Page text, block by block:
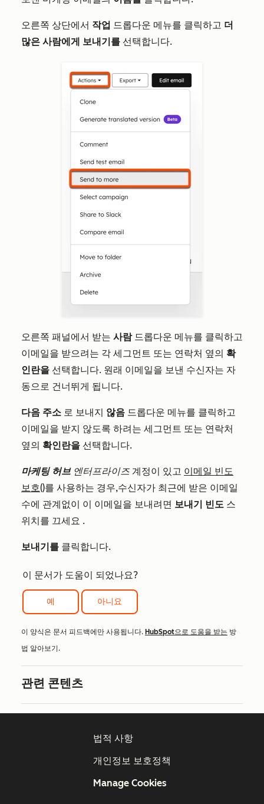
오른쪽 상단에서 작업 드롭다운 메뉴를 클릭하고 더
많은 사람에게 보내기를 선택합니다.
오른쪽 패널에서 받는 사람 드롭다운 메뉴를 클릭하고
이메일을 받으려는 각 세그먼트 또는 연락처 옆의 확
인란을 선택합니다. 원래 이메일을 보낸 수신자는 자
동으로 건너뛰게 됩니다.
다음 주소 로 보내지 않음 드롭다운 메뉴를 클릭하고
이메일을 받지 않도록 하려는 세그먼트 또는 연락처
옆의 확인란을 선택합니다.
마케팅 허브 엔터프라이즈 계정이 있고 이메일 빈도
보호()를 사용하는 경우,수신자가 최근에 받은 이메일
수에 관계없이 이 이메일을 보내려면 보내기 빈도 스
위치를 끄세요 .
보내기를 클릭합니다.
이 문서가 도움이 되었나요?
예 아니요
이 양식은 문서 피드백에만 사용됩니다. HubSpot으로 도움을 받는 방
법 알아보기.
관련 콘텐츠
법적 사항
개인정보 보호정책
Manage Cookies